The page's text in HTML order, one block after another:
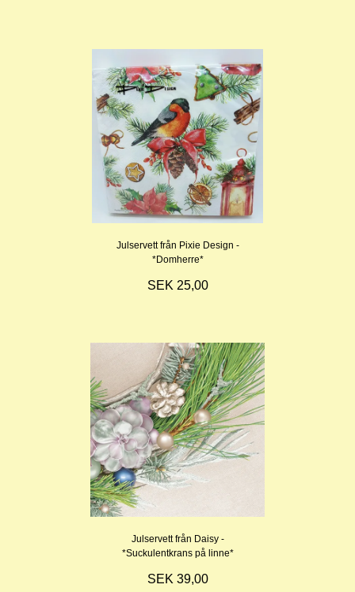
Julservett från Pixie Design -
*Domherre*
SEK 25,00
Julservett från Daisy -
*Suckulentkrans på linne*
SEK 39,00